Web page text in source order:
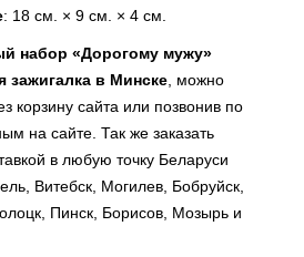
: 18 см. × 9 см. × 4 см.
набор «Дорогому мужу»
зажигалка в Минске, можно
корзину сайта или позвонив по
на сайте. Так же заказать
в любую точку Беларуси
Витебск, Могилев, Бобруйск,
Пинск, Борисов, Мозырь и